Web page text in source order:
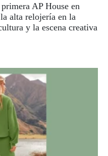
AP House en
alta relojería en la
y la escena creativa